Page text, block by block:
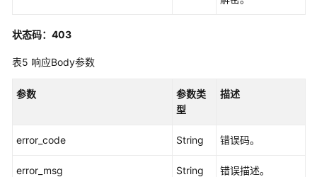
名
策
标
状态码：403
表5 响应Body参数
参数
参数类
型
描述
error_code String 错误码。
error_msg String 错误描述。